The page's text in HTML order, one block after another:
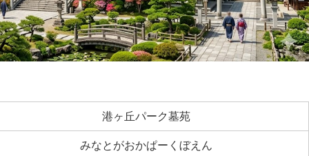
港ヶ丘パーク墓苑
みなとがおかぱーくぼえん